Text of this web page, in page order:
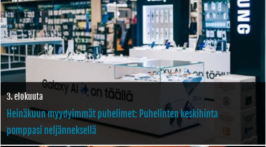
3. elokuuta
Heinäkuun myydyimmät puhelimet: Puhelinten keskihinta
pomppasi neljänneksellä